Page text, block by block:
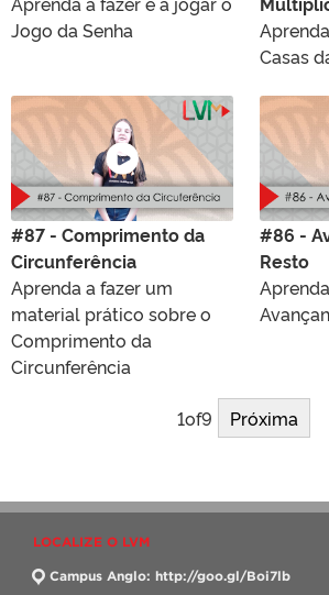
Jogo da Senha
Casas
#87 - Comprimento da
Circunferência
Aprenda a fazer um
material prático sobre o
Comprimento da
Circunferência
#86 -
Resto
1of9 Próxima
LOCALIZE O LVM
Campus Anglo: http://goo.gl/Boi7lb